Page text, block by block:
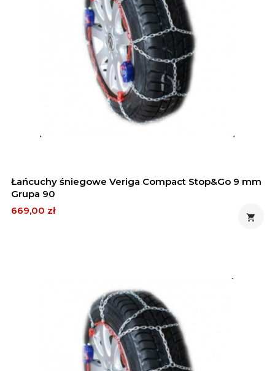
Łańcuchy śniegowe Veriga Compact Stop&Go 9 mm
Grupa 90
Cena
669,00 zł
